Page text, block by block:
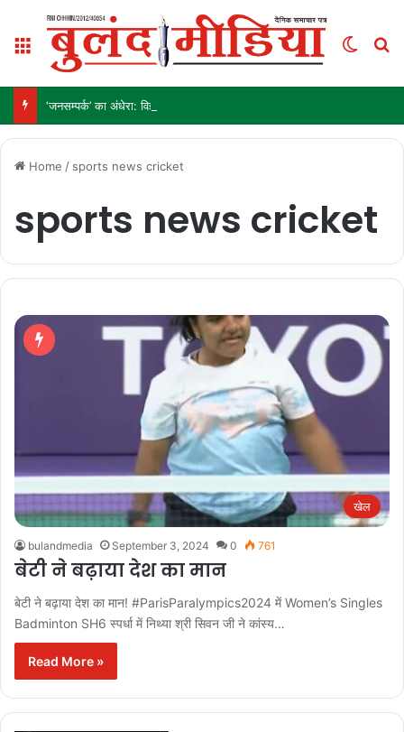
Menu
‘जनसम्पर्क’ का अंधेरा: विज्ञापन अब ‘इनाम’ नहीं, ‘हथियार’ है!
Home / sports news cricket
sports news cricket
खेल
bulandmedia September 3, 2024 0 761
बेटी ने बढ़ाया देश का मान
बेटी ने बढ़ाया देश का मान! #ParisParalympics2024 में Women’s Singles
Badminton SH6 स्पर्धा में निथ्या श्री सिवन जी ने कांस्य…
Read More »